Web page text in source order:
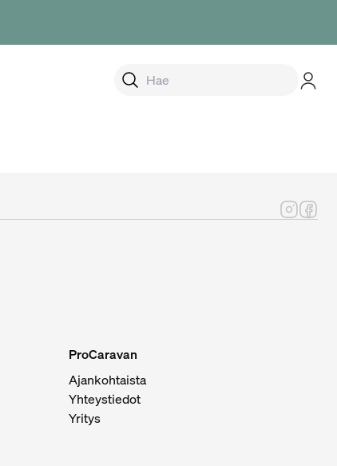
ProCaravan
Ajankohtaista
Yhteystiedot
Yritys